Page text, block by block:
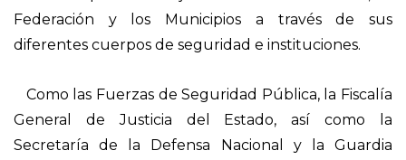
Federación y los Municipios a través de sus
diferentes cuerpos de seguridad e instituciones.
Como las Fuerzas de Seguridad Pública, la Fiscalía
General de Justicia del Estado, así como la
Secretaría de la Defensa Nacional y la Guardia